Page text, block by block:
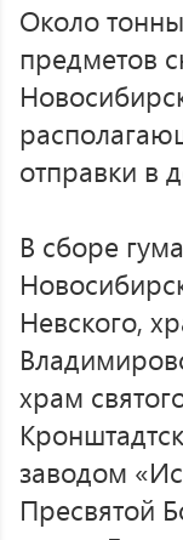
Около
предметов
отправки в
В сборе
Невского,
храм
заводом
Пресвятой